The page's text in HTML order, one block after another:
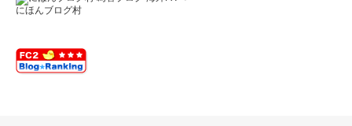
にほんブログ村